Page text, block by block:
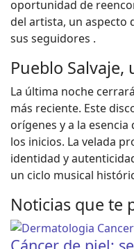
oportunidad de
del artista, un aspecto
sus seguidores .
Pueblo
La última noche
más reciente. Este
orígenes y a la
los inicios. La velada
identidad y
un ciclo musical
Noticias que te